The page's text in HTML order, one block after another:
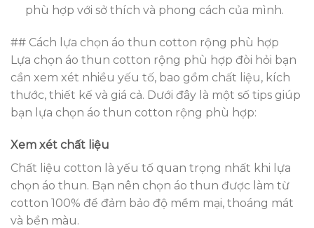
phù hợp với sở thích và phong cách của mình.
## Cách lựa chọn áo thun cotton rộng phù hợp
Lựa chọn áo thun cotton rộng phù hợp đòi hỏi bạn
cần xem xét nhiều yếu tố, bao gồm chất liệu, kích
thước, thiết kế và giá cả. Dưới đây là một số tips giúp
bạn lựa chọn áo thun cotton rộng phù hợp:
Xem xét chất liệu
Chất liệu cotton là yếu tố quan trọng nhất khi lựa
chọn áo thun. Bạn nên chọn áo thun được làm từ
cotton 100% để đảm bảo độ mềm mại, thoáng mát
và bền màu.